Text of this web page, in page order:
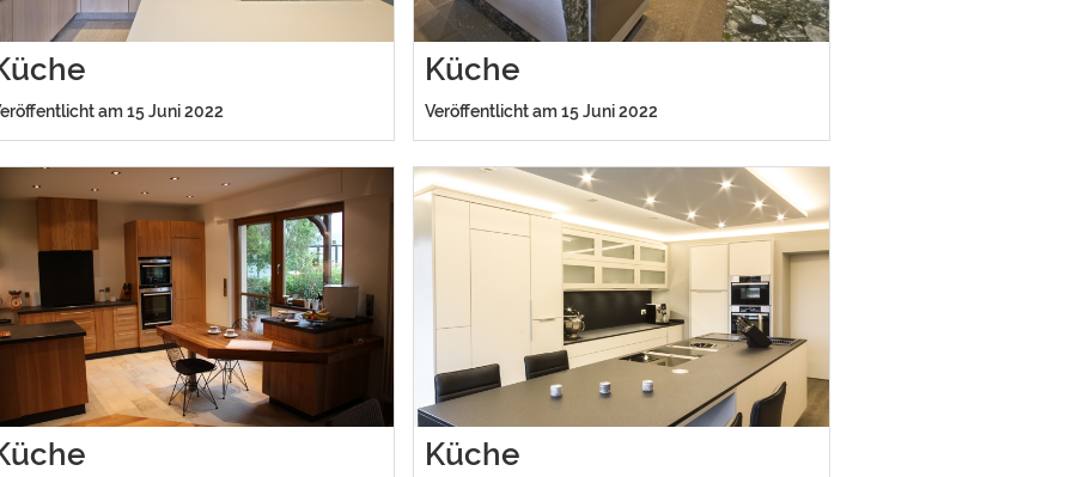
am 15 Juni 2022
Küche
Veröffentlicht am 15 Juni 2022
Küche